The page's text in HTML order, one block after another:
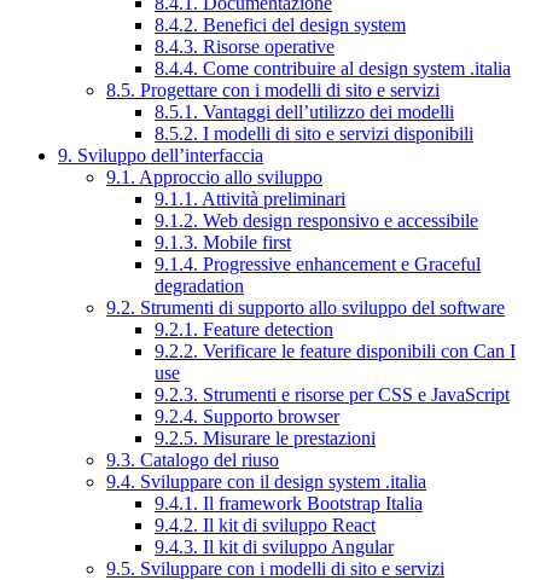
8.4.2. Benefici del design system
8.4.3. Risorse operative
8.4.4. Come contribuire al design system .italia
8.5. Progettare con i modelli di sito e servizi
8.5.1. Vantaggi dell’utilizzo dei modelli
8.5.2. I modelli di sito e servizi disponibili
9. Sviluppo dell’interfaccia
9.1. Approccio allo sviluppo
9.1.1. Attività preliminari
9.1.2. Web design responsivo e accessibile
9.1.3. Mobile first
9.1.4. Progressive enhancement e Graceful
degradation
9.2. Strumenti di supporto allo sviluppo del software
9.2.1. Feature detection
9.2.2. Verificare le feature disponibili con Can I
use
9.2.3. Strumenti e risorse per CSS e JavaScript
9.2.4. Supporto browser
9.2.5. Misurare le prestazioni
9.3. Catalogo del riuso
9.4. Sviluppare con il design system .italia
9.4.1. Il framework Bootstrap Italia
9.4.2. Il kit di sviluppo React
9.4.3. Il kit di sviluppo Angular
9.5. Sviluppare con i modelli di sito e servizi